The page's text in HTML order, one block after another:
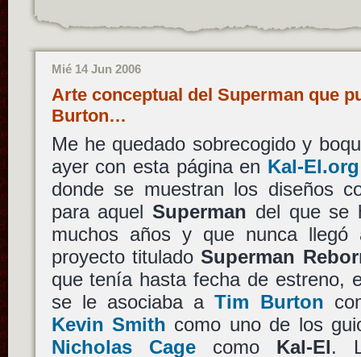
Mié 14 Jun 2006
Arte conceptual del Superman que
Burton…
Me he quedado sobrecogido y
ayer con esta página en Kal-El.org
donde se muestran los diseños
para aquelSuperman del que se
muchos años y que nunca
proyecto tituladoSuperman
que tenía hasta fecha de estreno,
se le asociaba aTim Burton
Kevin Smith como uno de los
Nicholas Cagecomo Kal-El.